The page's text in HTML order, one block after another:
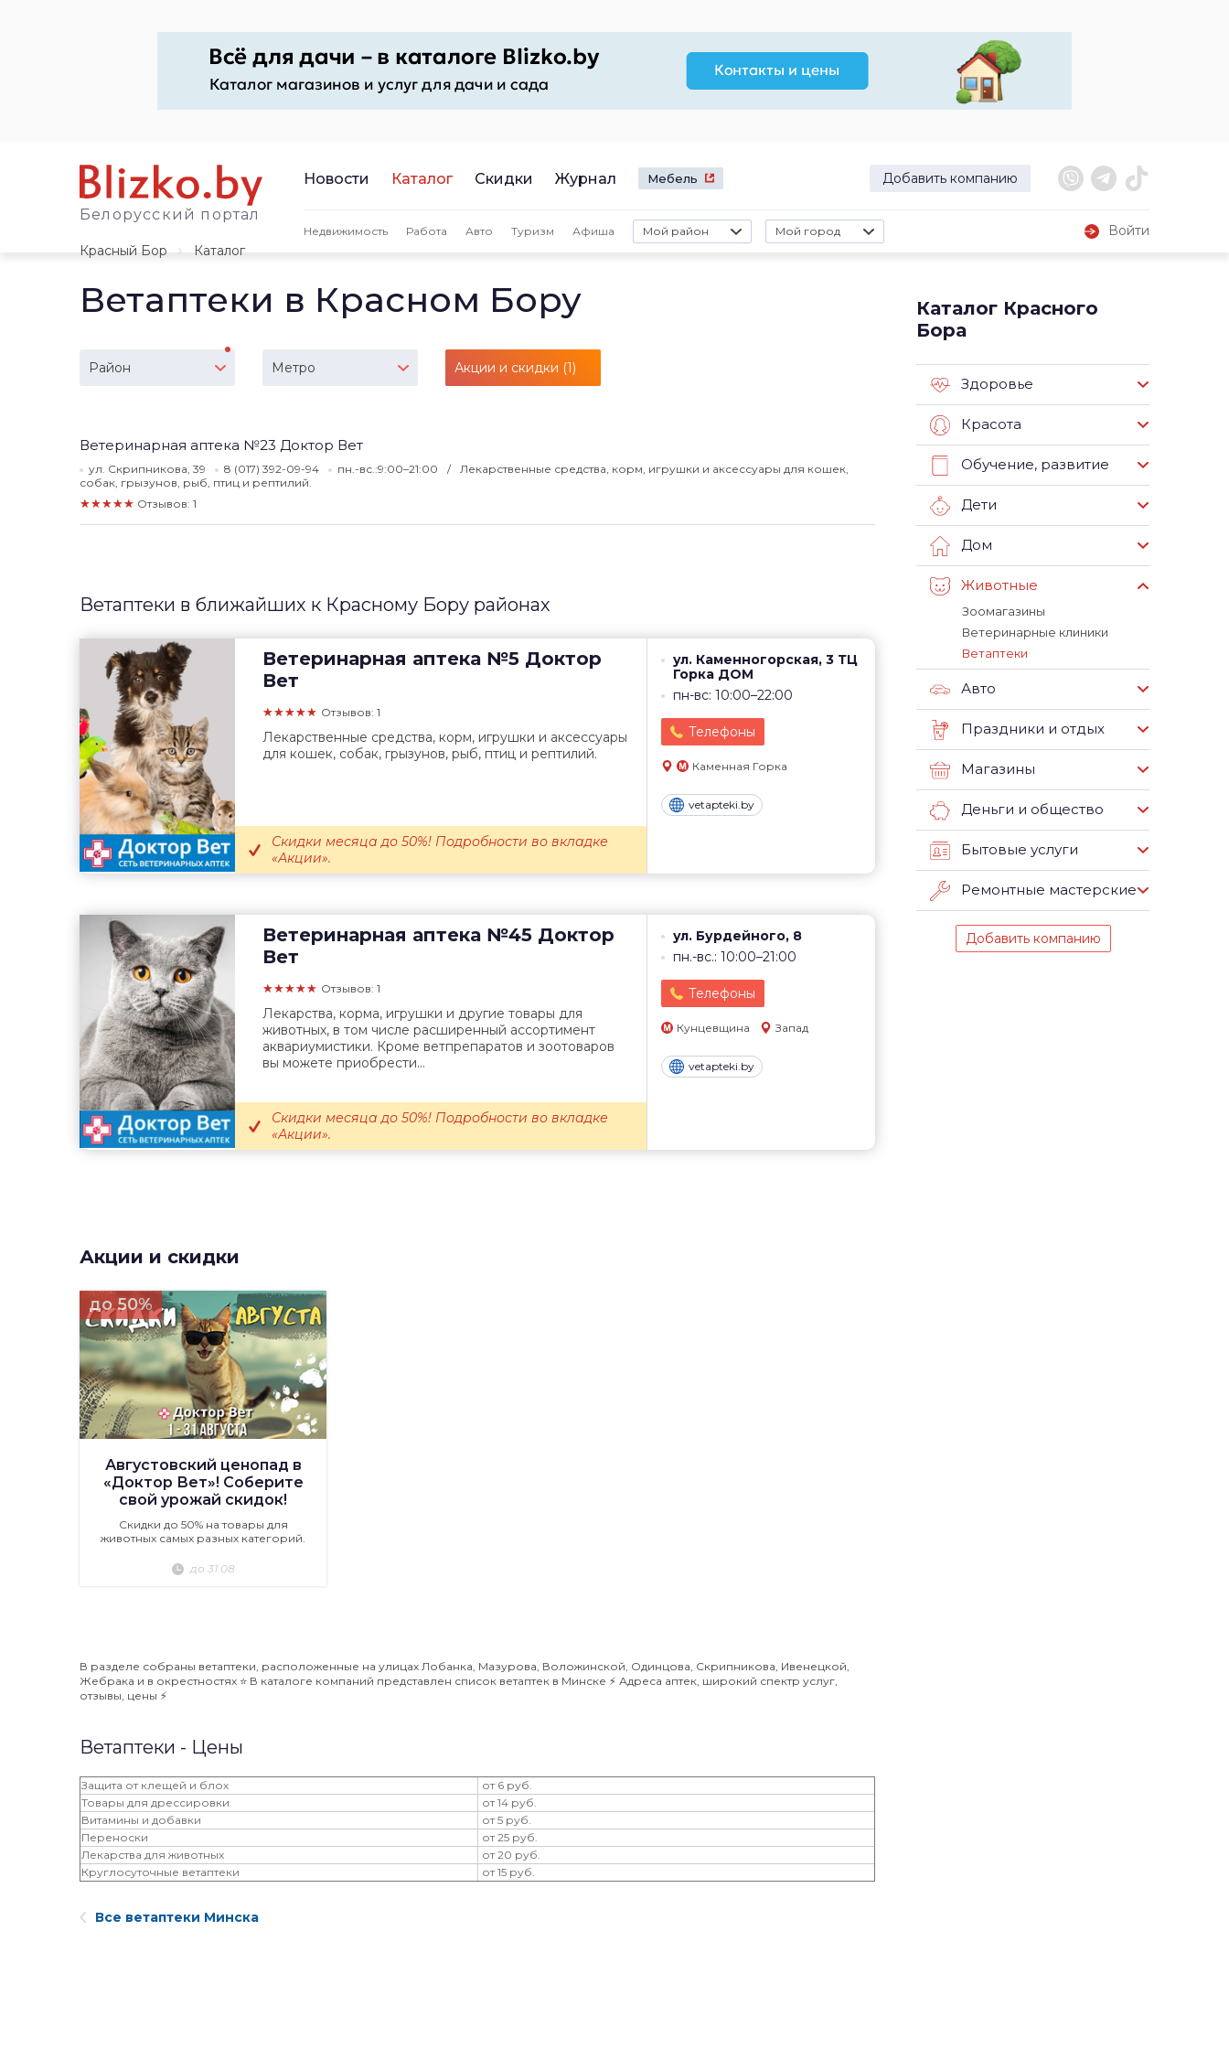
Белорусский портал
Новости Каталог Скидки Журнал Мебель Добавить компанию
Недвижимость Работа Авто Туризм Афиша Мой район Мой город
Войти
Красный Бор
Каталог
Ветаптеки в Красном Бору
Район Метро Акции и скидки (1)
Ветеринарная аптека №23 Доктор Вет
ул. Скрипникова, 39 8 (017) 392-09-94 пн.-вс.:9:00–21:00
Лекарственные средства, корм, игрушки и аксессуары для кошек,
собак, грызунов, рыб, птиц и рептилий.
★★★★★ Отзывов: 1
Ветаптеки в ближайших к Красному Бору районах
Ветеринарная аптека №5 Доктор
Вет
★★★★★ Отзывов: 1
ул. Каменногорская, 3 ТЦ
Горка ДОМ
пн-вс: 10:00–22:00
Телефоны
Каменная Горка
vetapteki.by
Лекарственные средства, корм, игрушки и аксессуары
для кошек, собак, грызунов, рыб, птиц и рептилий.
Скидки месяца до 50%! Подробности во вкладке
«Акции».
Ветеринарная аптека №45 Доктор
Вет
★★★★★ Отзывов: 1
ул. Бурдейного, 8
пн.-вс.: 10:00–21:00
Телефоны
Кунцевщина Запад
vetapteki.by
Лекарства, корма, игрушки и другие товары для
животных, в том числе расширенный ассортимент
аквариумистики. Кроме ветпрепаратов и зоотоваров
вы можете приобрести...
Скидки месяца до 50%! Подробности во вкладке
«Акции».
Акции и скидки
до 50%
Августовский ценопад в
«Доктор Вет»! Соберите
свой урожай скидок!
Скидки до 50% на товары для
животных самых разных категорий.
до 31.08
В разделе собраны ветаптеки, расположенные на улицах Лобанка, Мазурова, Воложинской, Одинцова, Скрипникова, Ивенецкой,
Жебрака и в окрестностях ⭐️ В каталоге компаний представлен список ветаптек в Минске ⚡️ Адреса аптек, широкий спектр услуг,
отзывы, цены ⚡️
Ветаптеки - Цены
Защита от клещей и блох
от 6 руб.
Товары для дрессировки
от 14 руб.
Витамины и добавки
от 5 руб.
Переноски
от 25 руб.
Лекарства для животных
от 20 руб.
Круглосуточные ветаптеки
от 15 руб.
Все ветаптеки Минска
Каталог Красного
Бора
Здоровье
Красота
Обучение, развитие
Дети
Дом
Животные
Зоомагазины
Ветеринарные клиники
Ветаптеки
Авто
Праздники и отдых
Магазины
Деньги и общество
Бытовые услуги
Ремонтные мастерские
Добавить компанию